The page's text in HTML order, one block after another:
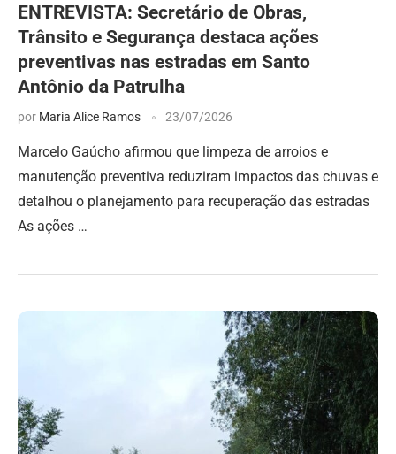
ENTREVISTA: Secretário de Obras,
Trânsito e Segurança destaca ações
preventivas nas estradas em Santo
Antônio da Patrulha
por Maria Alice Ramos 23/07/2026
Marcelo Gaúcho afirmou que limpeza de arroios e
manutenção preventiva reduziram impactos das chuvas e
detalhou o planejamento para recuperação das estradas
As ações …